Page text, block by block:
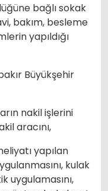
bağlı sokak
bakım, besleme
yapıldığı
Büyükşehir
nakil işlerini
aracını,
yapılan
kulak
uygulamasını,